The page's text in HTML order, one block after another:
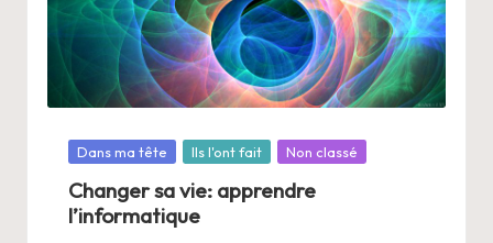
Posté
Dans ma tête Ils l'ont fait Non classé
Changer sa vie: apprendre
l’informatique